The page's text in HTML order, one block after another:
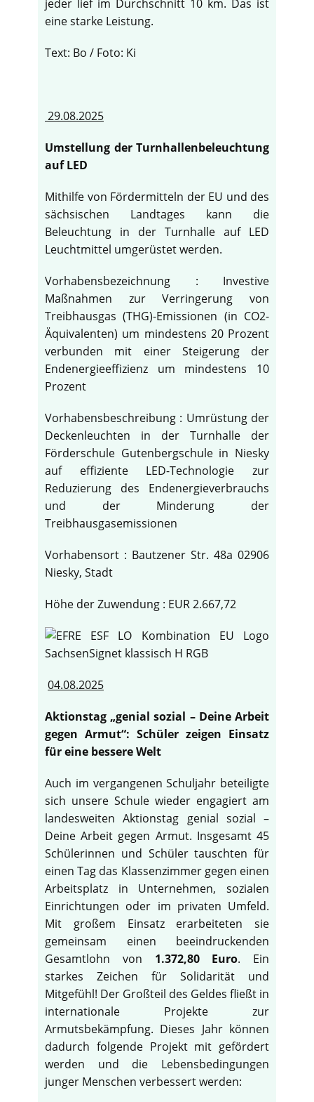
jeder lief im Durchschnitt 10 km. Das ist
eine starke Leistung.
Text: Bo / Foto: Ki
29.08.2025
Umstellung der Turnhallenbeleuchtung
auf LED
Mithilfe von Fördermitteln der EU und des
sächsischen Landtages kann die
Beleuchtung in der Turnhalle auf LED
Leuchtmittel umgerüstet werden.
Vorhabensbezeichnung : Investive
Maßnahmen zur Verringerung von
Treibhausgas (THG)-Emissionen (in CO2-
Äquivalenten) um mindestens 20 Prozent
verbunden mit einer Steigerung der
Endenergieeffizienz um mindestens 10
Prozent
Vorhabensbeschreibung : Umrüstung der
Deckenleuchten in der Turnhalle der
Förderschule Gutenbergschule in Niesky
auf effiziente LED-Technologie zur
Reduzierung des Endenergieverbrauchs
und der Minderung der
Treibhausgasemissionen
Vorhabensort : Bautzener Str. 48a 02906
Niesky, Stadt
Höhe der Zuwendung : EUR 2.667,72
04.08.2025
Aktionstag „genial sozial – Deine Arbeit
gegen Armut“: Schüler zeigen Einsatz
für eine bessere Welt
Auch im vergangenen Schuljahr beteiligte
sich unsere Schule wieder engagiert am
landesweiten Aktionstag genial sozial –
Deine Arbeit gegen Armut. Insgesamt 45
Schülerinnen und Schüler tauschten für
einen Tag das Klassenzimmer gegen einen
Arbeitsplatz in Unternehmen, sozialen
Einrichtungen oder im privaten Umfeld.
Mit großem Einsatz erarbeiteten sie
gemeinsam einen beeindruckenden
Gesamtlohn von 1.372,80 Euro. Ein
starkes Zeichen für Solidarität und
Mitgefühl! Der Großteil des Geldes fließt in
internationale Projekte zur
Armutsbekämpfung. Dieses Jahr können
dadurch folgende Projekt mit gefördert
werden und die Lebensbedingungen
junger Menschen verbessert werden: